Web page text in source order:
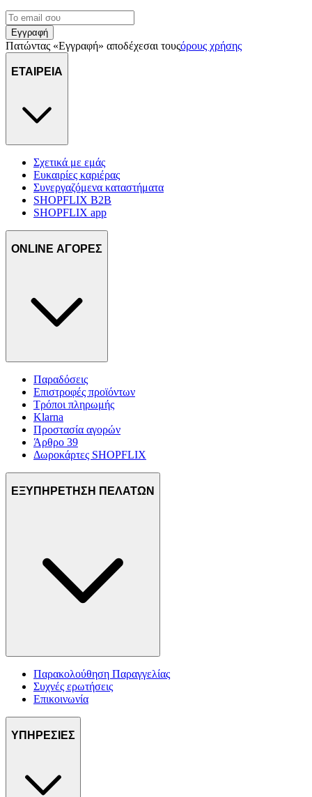
Εγγραφή
Πατώντας «Εγγραφή» αποδέχεσαι τουςόρους χρήσης
ΕΤΑΙΡΕΙΑ
Σχετικά με εμάς
Ευκαιρίες καριέρας
Συνεργαζόμενα καταστήματα
SHOPFLIX B2B
SHOPFLIX app
ONLINE ΑΓΟΡΕΣ
Παραδόσεις
Επιστροφές προϊόντων
Τρόποι πληρωμής
Klarna
Προστασία αγορών
Άρθρο 39
Δωροκάρτες SHOPFLIX
ΕΞΥΠΗΡΕΤΗΣΗ ΠΕΛΑΤΩΝ
Παρακολούθηση Παραγγελίας
Συχνές ερωτήσεις
Επικοινωνία
ΥΠΗΡΕΣΙΕΣ